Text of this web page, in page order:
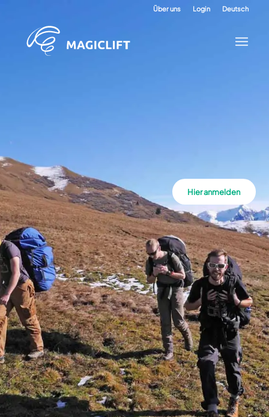
Über uns Login Deutsch
Hier anmelden